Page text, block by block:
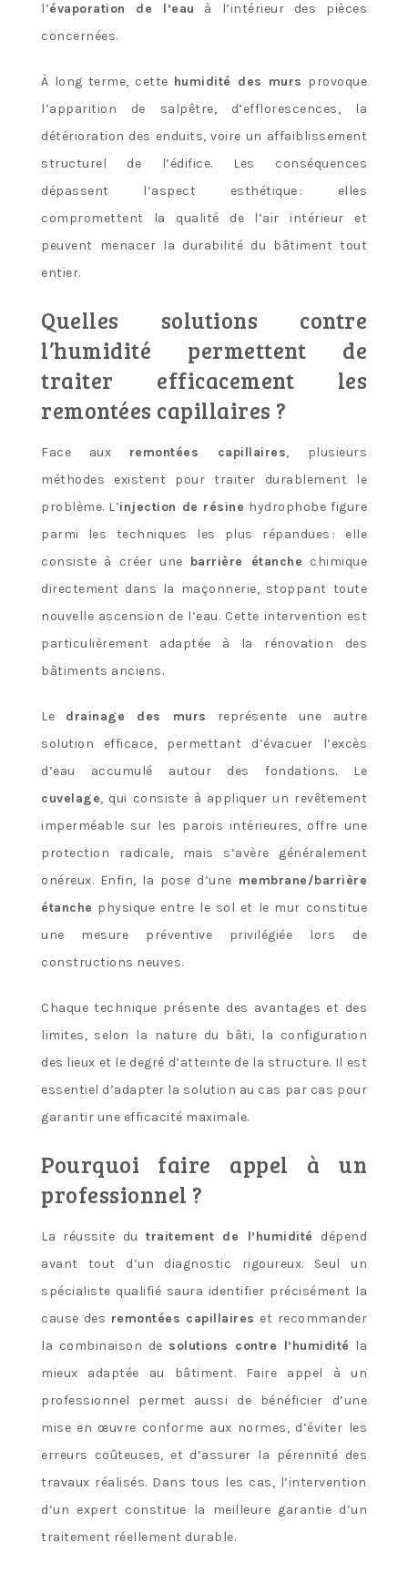
l’évaporation de l’eau à l’intérieur des pièces
concernées.
À long terme, cette humidité des murs provoque
l’apparition de salpêtre, d’efflorescences, la
détérioration des enduits, voire un affaiblissement
structurel de l’édifice. Les conséquences
dépassent l’aspect esthétique : elles
compromettent la qualité de l’air intérieur et
peuvent menacer la durabilité du bâtiment tout
entier.
Quelles solutions contre
l’humidité permettent de
traiter efficacement les
remontées capillaires ?
Face aux remontées capillaires, plusieurs
méthodes existent pour traiter durablement le
problème. L’injection de résine hydrophobe figure
parmi les techniques les plus répandues : elle
consiste à créer une barrière étanche chimique
directement dans la maçonnerie, stoppant toute
nouvelle ascension de l’eau. Cette intervention est
particulièrement adaptée à la rénovation des
bâtiments anciens.
Le drainage des murs
représente une autre
solution efficace, permettant d’évacuer l’excès
d’eau accumulé autour des fondations. Le
cuvelage, qui consiste à appliquer un revêtement
imperméable sur les parois intérieures, offre une
protection radicale, mais s’avère généralement
onéreux. Enfin, la pose d’une membrane/barrière
étanche physique entre le sol et le mur constitue
une mesure préventive privilégiée lors de
constructions neuves.
Chaque technique présente des avantages et des
limites, selon la nature du bâti, la configuration
des lieux et le degré d’atteinte de la structure. Il est
essentiel d’adapter la solution au cas par cas pour
garantir une efficacité maximale.
Pourquoi faire appel à un
professionnel ?
La réussite du traitement de l’humidité dépend
avant tout d’un diagnostic rigoureux. Seul un
spécialiste qualifié saura identifier précisément la
cause des remontées capillaires et recommander
la combinaison de solutions contre l’humidité la
mieux adaptée au bâtiment. Faire appel à un
professionnel permet aussi de bénéficier d’une
mise en œuvre conforme aux normes, d’éviter les
erreurs coûteuses, et d’assurer la pérennité des
travaux réalisés. Dans tous les cas, l’intervention
d’un expert constitue la meilleure garantie d’un
traitement réellement durable.